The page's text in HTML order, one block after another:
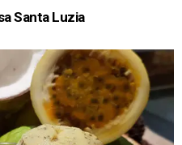
Santa Luzia